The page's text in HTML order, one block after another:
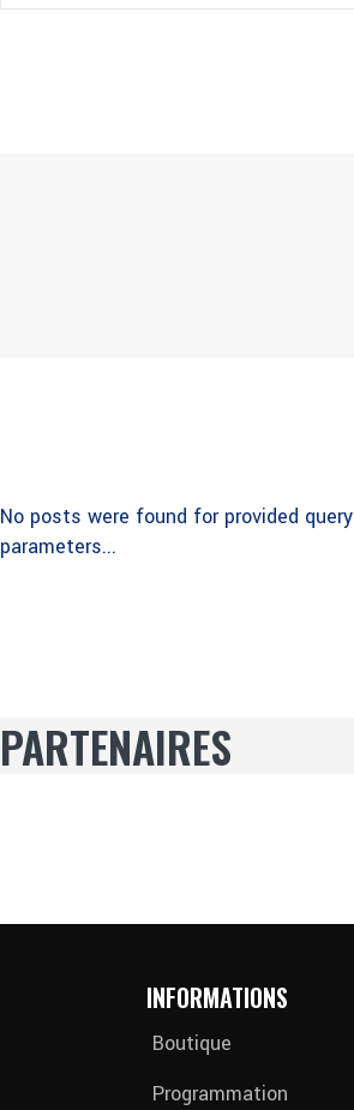
No posts were found for provided query
parameters...
PARTENAIRES
INFORMATIONS
Boutique
Programmation